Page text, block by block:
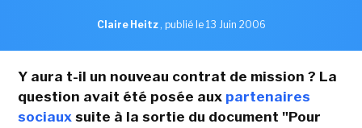
Claire Heitz , publié le 13 Juin 2006
Y aura t-il un nouveau contrat de mission ? La
question avait été posée aux partenaires
sociauxsuite à la sortie du document "Pour